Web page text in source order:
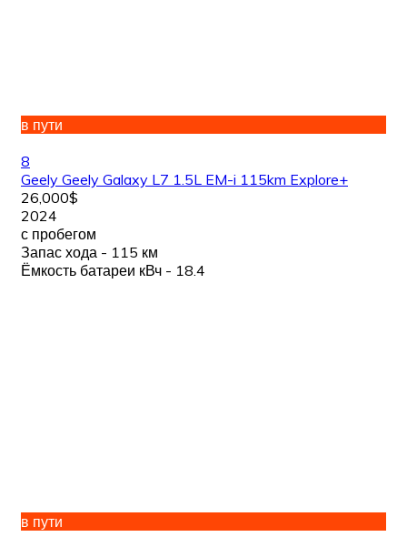
в пути
8
Geely Geely Galaxy L7 1.5L EM-i 115km Explore+
26,000$
2024
с пробегом
Запас хода - 115 км
Ёмкость батареи кВч - 18.4
в пути